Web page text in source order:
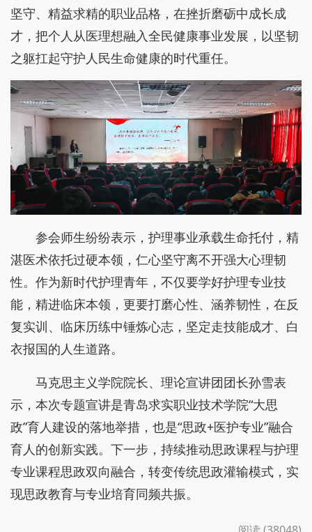
坚守、精益求精的职业品格，在挫折磨砺中成长成
才，把个人从医理想融入全民健康事业发展，以坚韧
之躯扛起守护人民生命健康的时代重任。
参会师生纷纷表示，护理事业承载生命托付，精
湛医术依托过硬本领，仁心坚守离不开强大心理韧
性。作为新时代护理青年，不仅要学好护理专业技
能，精进临床本领，更要打磨心性、涵养韧性，在反
复实训、临床历练中锤炼心志，坚定走技能成才、白
衣报国的人生道路。
马克思主义学院院长、理论宣讲团团长孙雪表
示，本次专题宣讲是青岛求实职业技术学院“大思
政”育人建设的落地举措，也是“思政+医护专业”融合
育人的创新实践。下一步，持续推动思政课程与护理
专业课程思政双向融合，转变传统思政灌输模式，实
现思政教育与专业培育同频共振。